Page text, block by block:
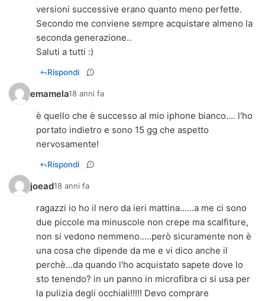
versioni successive erano quanto meno perfette.
Secondo me conviene sempre acquistare almeno la
seconda generazione..
Saluti a tutti :)
Rispondi
emamela18 anni fa
è quello che è successo al mio iphone bianco.... l'ho
portato indietro e sono 15 gg che aspetto
nervosamente!
Rispondi
joead18 anni fa
ragazzi io ho il nero da ieri mattina......a me ci sono
due piccole ma minuscole non crepe ma scalfiture,
non si vedono nemmeno.....però sicuramente non è
una cosa che dipende da me e vi dico anche il
perchè...da quando l'ho acquistato sapete dove lo
sto tenendo? in un panno in microfibra ci si usa per
la pulizia degli occhiali!!!!! Devo comprare